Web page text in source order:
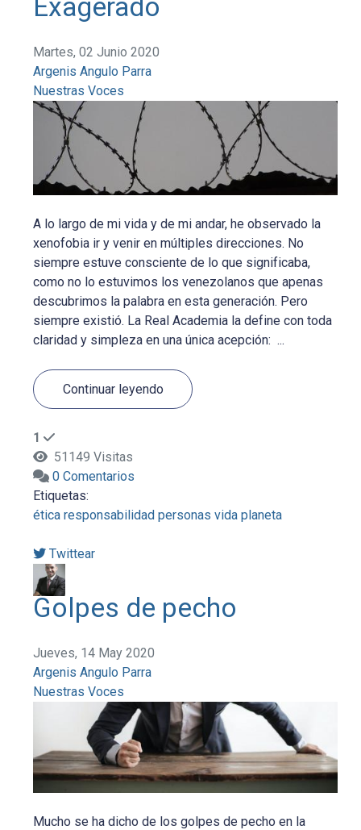
Exagerado
Martes, 02 Junio 2020
Argenis Angulo Parra
Nuestras Voces
A lo largo de mi vida y de mi andar, he observado la
xenofobia ir y venir en múltiples direcciones. No
siempre estuve consciente de lo que significaba,
como no lo estuvimos los venezolanos que apenas
descubrimos la palabra en esta generación. Pero
siempre existió. La Real Academia la define con toda
claridad y simpleza en una única acepción: ...
Continuar leyendo
1
51149 Visitas
0 Comentarios
Etiquetas:
ética responsabilidad personas vida planeta
Twittear
Golpes de pecho
Jueves, 14 May 2020
Argenis Angulo Parra
Nuestras Voces
Mucho se ha dicho de los golpes de pecho en la